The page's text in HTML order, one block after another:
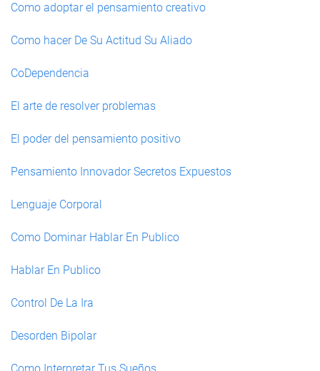
Como adoptar el pensamiento creativo
Como hacer De Su Actitud Su Aliado
CoDependencia
El arte de resolver problemas
El poder del pensamiento positivo
Pensamiento Innovador Secretos Expuestos
Lenguaje Corporal
Como Dominar Hablar En Publico
Hablar En Publico
Control De La Ira
Desorden Bipolar